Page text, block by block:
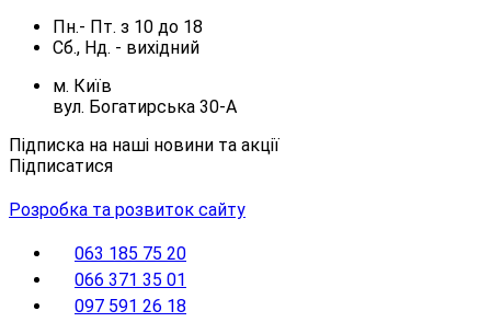
Пн.- Пт. з 10 до 18
Сб., Нд. - вихідний
м. Київ
вул. Богатирська 30-А
Підписка на наші новини та акції
Підписатися
Розробка та розвиток сайту
063 185 75 20
066 371 35 01
097 591 26 18